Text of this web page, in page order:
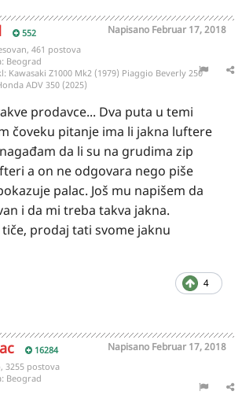
552 Napisano Februar 17, 2018
461 postova
Beograd
Kawasaki Z1000 Mk2 (1979) Piaggio Beverly 250
ADV 350 (2025)
prodavce... Dva puta u temi
čoveku pitanje ima li jakna luftere
da li su na grudima zip
a on ne odgovara nego piše
palac. Još mu napišem da
i da mi treba takva jakna.
tiče, prodaj tati svome jaknu
4
16284 Napisano Februar 17, 2018
3255 postova
Beograd